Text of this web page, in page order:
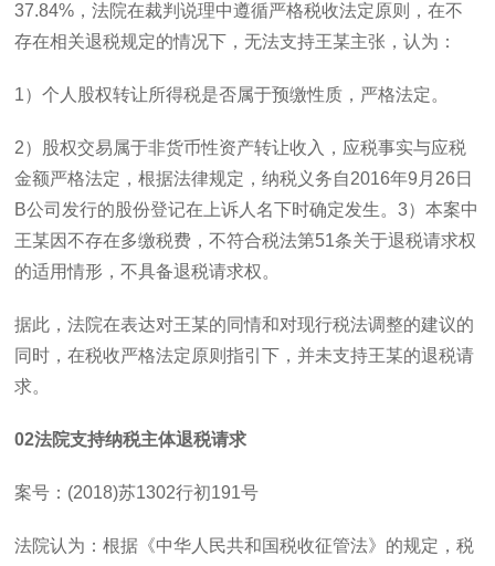
37.84% ，法院在裁判说理中遵循严格税收法定原则，在不
存在相关退税规定的情况下，无法支持王某主张，认为：
1）个人股权转让所得税是否属于预缴性质，严格法定。
2）股权交易属于非货币性资产转让收入，应税事实与应税
金额严格法定，根据法律规定，纳税义务自2016年9 月 26 日
B公司发行的股份登记在上诉人名下时确定发生。3）本案中
王某因不存在多缴税费，不符合税法第51条关于退税请求权
的适用情形，不具备退税请求权。
据此，法院在表达对王某的同情和对现行税法调整的建议的
同时，在税收严格法定原则指引下，并未支持王某的退税请
求。
02法院支持纳税主体退税请求
案号： (2018)苏1302行初191号
法院认为：根据《中华人民共和国税收征管法》的规定，税